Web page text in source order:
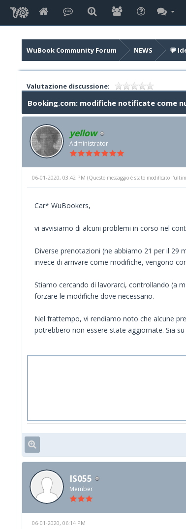
WuBook Community Forum NEWS 💬
Valutazione discussione:
Booking.com: modifiche notificate come
yellow
Administrator
06-01-2020, 03:42 PM (Questo messaggio è stato modificato
Car* WuBookers,
vi avvisiamo di alcuni problemi in corso nel
Diverse prenotazioni (ne abbiamo 21 per il 29
invece di arrivare come modifiche, vengono
Stiamo cercando di lavorarci, controllando (a
forzare le modifiche dove necessario.
Nel frattempo, vi rendiamo noto che alcune
potrebbero non essere state aggiornate. Sia
IS055
Member
06-01-2020, 06:14 PM